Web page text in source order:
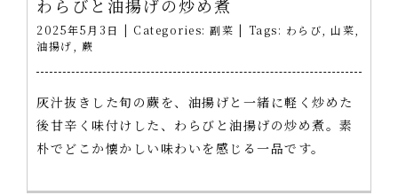
わらびと油揚げの炒め煮
2025年5月3日 | Categories: 副菜 | Tags: わらび 山菜
油揚げ
蕨
灰汁抜きした旬の蕨を、油揚げと一緒に軽く炒めた
後甘辛く味付けした、わらびと油揚げの炒め煮。素
朴でどこか懐かしい味わいを感じる一品です。